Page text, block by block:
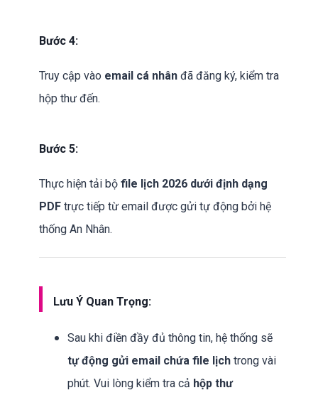
Bước 4:
Truy cập vào email cá nhân đã đăng ký, kiểm tra
hộp thư đến.
Bước 5:
Thực hiện tải bộ file lịch 2026 dưới định dạng
PDF trực tiếp từ email được gửi tự động bởi hệ
thống An Nhân.
Lưu Ý Quan Trọng:
Sau khi điền đầy đủ thông tin, hệ thống sẽ
tự động gửi email chứa file lịch trong vài
phút. Vui lòng kiểm tra cả hộp thư